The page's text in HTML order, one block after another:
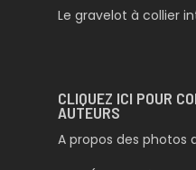
Le gravelot à collier
CLIQUEZ ICI POUR
AUTEURS
A propos des photos